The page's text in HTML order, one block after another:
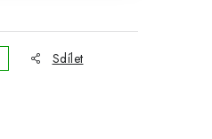
Sdílet